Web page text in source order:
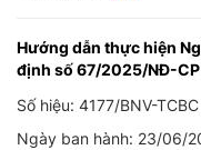
Hướng dẫn thực hiện
định số 67/2025/NĐ-
Số hiệu: 4177/BNV-TCBC
Ngày ban hành: 23/06/